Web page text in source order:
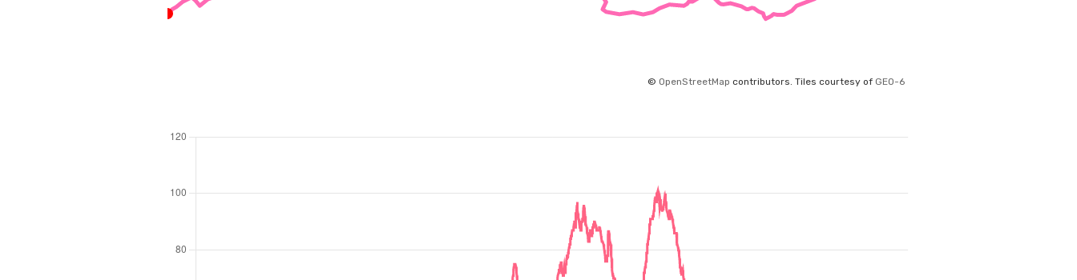
© OpenStreetMap contributors. Tiles courtesy of GEO-6